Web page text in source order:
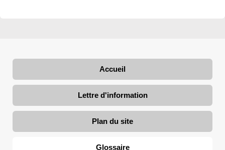
Accueil
Lettre d'information
Plan du site
Glossaire